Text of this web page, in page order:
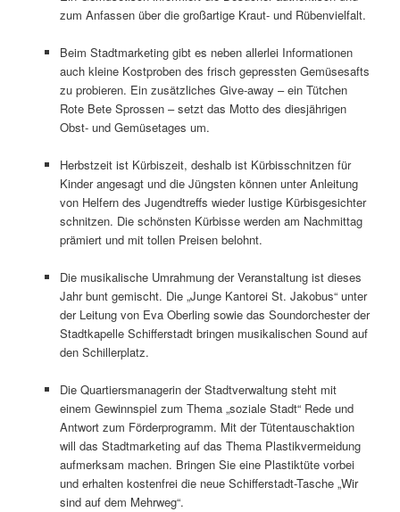
zum Anfassen über die großartige Kraut- und Rübenvielfalt.
Beim Stadtmarketing gibt es neben allerlei Informationen
auch kleine Kostproben des frisch gepressten Gemüsesafts
zu probieren. Ein zusätzliches Give-away – ein Tütchen
Rote Bete Sprossen – setzt das Motto des diesjährigen
Obst- und Gemüsetages um.
Herbstzeit ist Kürbiszeit, deshalb ist Kürbisschnitzen für
Kinder angesagt und die Jüngsten können unter Anleitung
von Helfern des Jugendtreffs wieder lustige Kürbisgesichter
schnitzen. Die schönsten Kürbisse werden am Nachmittag
prämiert und mit tollen Preisen belohnt.
Die musikalische Umrahmung der Veranstaltung ist dieses
Jahr bunt gemischt. Die „Junge Kantorei St. Jakobus“ unter
der Leitung von Eva Oberling sowie das Soundorchester der
Stadtkapelle Schifferstadt bringen musikalischen Sound auf
den Schillerplatz.
Die Quartiersmanagerin der Stadtverwaltung steht mit
einem Gewinnspiel zum Thema „soziale Stadt“ Rede und
Antwort zum Förderprogramm. Mit der Tütentauschaktion
will das Stadtmarketing auf das Thema Plastikvermeidung
aufmerksam machen. Bringen Sie eine Plastiktüte vorbei
und erhalten kostenfrei die neue Schifferstadt-Tasche „Wir
sind auf dem Mehrweg“.